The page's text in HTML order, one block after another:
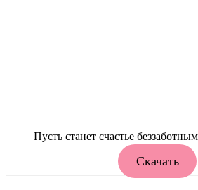
Пусть станет счастье беззаботным
Скачать